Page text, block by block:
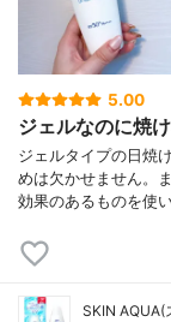
5.00
ジェルなのに焼
ジェルタイプの日焼
めは欠かせません。
効果のあるものを使
SKIN AQUA(